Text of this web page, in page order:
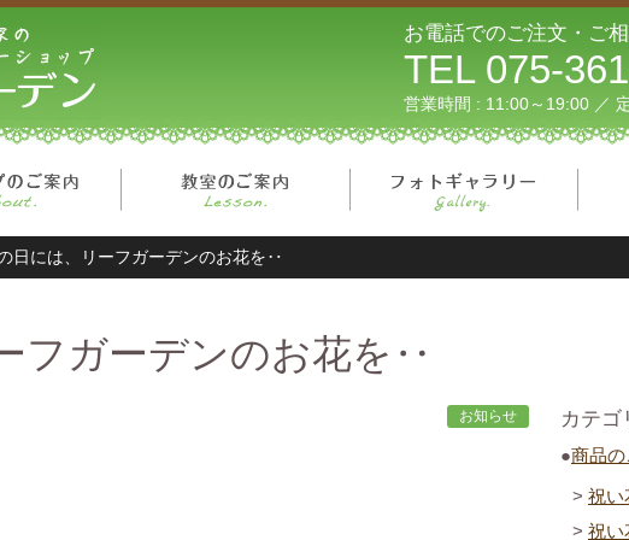
お電話でのご注文・ご
TEL 075-
営業時間 : 11:00～19:00 ／
ショップのご案内 教室のご案内 フォ
日には、リーフガーデンのお花を‥
フガーデンのお花を‥
お知らせ カテゴ
商品
祝い
祝い